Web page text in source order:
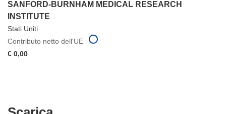
SANFORD-BURNHAM MEDICAL RESEARCH
INSTITUTE
Stati Uniti
Contributo netto dell'UE
€ 0,00